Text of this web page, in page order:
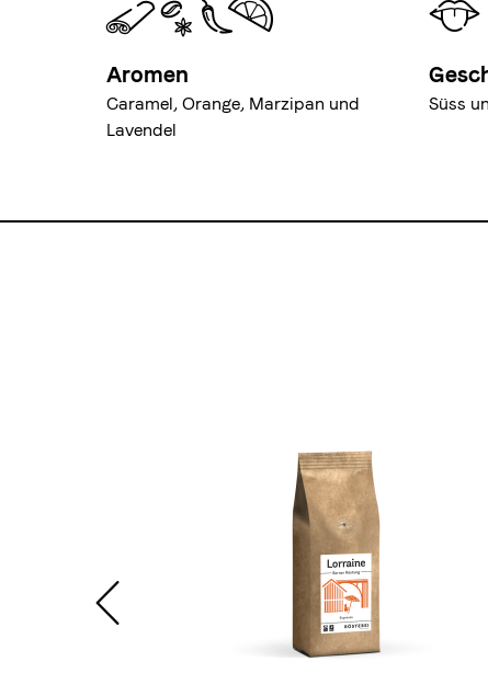
Aromen
Caramel, Orange, Marzipan und
Lavendel
Süss